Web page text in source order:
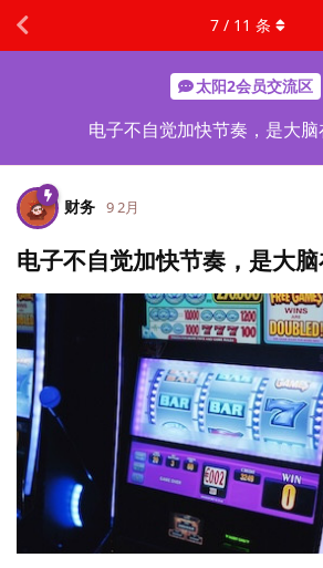
太阳2会员交流区
电子不自觉加快节奏，是大
7 / 11 条
财务 9 2月
电子不自觉加快节奏，是大